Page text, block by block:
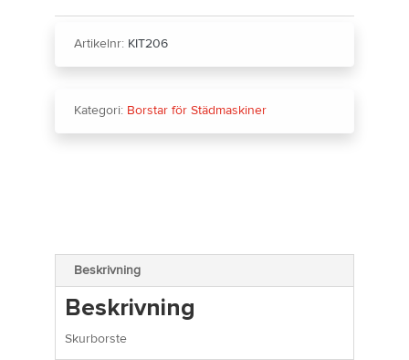
Artikelnr: KIT206
Kategori: Borstar för Städmaskiner
Beskrivning
Beskrivning
Skurborste